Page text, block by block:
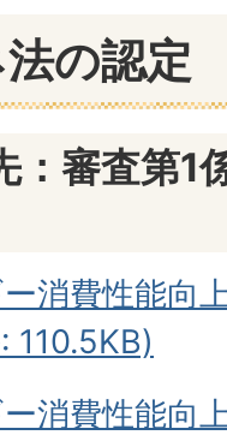
の認定
：審査第1
消費性能向
110.5KB)
消費性能向